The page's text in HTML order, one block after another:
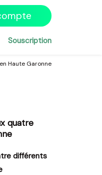
Souscription
Haute Garonne
quatre
différents